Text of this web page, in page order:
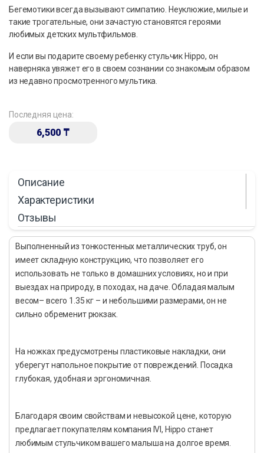
Бегемотики всегда вызывают симпатию. Неуклюжие, милые и
такие трогательные, они зачастую становятся героями
любимых детских мультфильмов.
И если вы подарите своему ребенку стульчик Hippo, он
наверняка увяжет его в своем сознании со знакомым образом
из недавно просмотренного мультика.
Последняя цена:
6,500 ₸
Описание
Характеристики
Отзывы
Выполненный из тонкостенных металлических труб, он
имеет складную конструкцию, что позволяет его
использовать не только в домашних условиях, но и при
выездах на природу, в походах, на даче. Обладая малым
весом– всего 1.35 кг – и небольшими размерами, он не
сильно обременит рюкзак.
На ножках предусмотрены пластиковые накладки, они
уберегут напольное покрытие от повреждений. Посадка
глубокая, удобная и эргономичная.
Благодаря своим свойствам и невысокой цене, которую
предлагает покупателям компания IVI, Hippo станет
любимым стульчиком вашего малыша на долгое время.